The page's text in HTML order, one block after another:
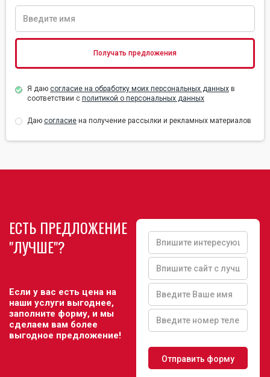
Я даю согласие на обработку моих персональных данных в
соответствии с политикой о персональных данных
Даю согласие на получение рассылки и рекламных материалов
ЕСТЬ ПРЕДЛОЖЕНИЕ
"ЛУЧШЕ"?
Если у вас есть цена на
наши услуги выгоднее,
заполните форму, и мы
сделаем вам более
выгодное предложение!